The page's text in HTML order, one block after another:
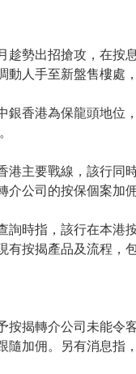
趁勢出招搶攻，在按
動人手至新盤售樓處
銀香港為保龍頭地位
港主要戰線，該行同
公司的按保個案加佣
詢時指，該行在本港
有按揭產品及流程，
按揭轉介公司未能令
隨加佣。另有消息指